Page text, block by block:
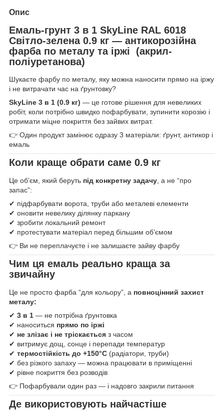
Опис
Емаль-грунт 3 в 1 SkyLine RAL 6018
Світло-зелена 0.9 кг — антикорозійна
фарба по металу та іржі (акрил-
поліуретанова)
Шукаєте фарбу по металу, яку можна наносити прямо на іржу
і не витрачати час на ґрунтовку?
SkyLine 3 в 1 (0.9 кг) — це готове рішення для невеликих
робіт, коли потрібно швидко пофарбувати, зупинити корозію і
отримати міцне покриття без зайвих витрат.
👉 Один продукт замінює одразу 3 матеріали: ґрунт, антикор і
емаль
Коли краще обрати саме 0.9 кг
Це об’єм, який беруть під конкретну задачу , а не “про
запас”:
✔ підфарбувати ворота, труби або металеві елементи
✔ оновити невелику ділянку паркану
✔ зробити локальний ремонт
✔ протестувати матеріал перед більшим об’ємом
👉 Ви не переплачуєте і не залишаєте зайву фарбу
Чим ця емаль реально краща за
звичайну
Це не просто фарба “для кольору”, а повноцінний захист
металу:
✔ 3 в 1 — не потрібна ґрунтовка
✔ наноситься прямо по іржі
✔ не злізає і не тріскається з часом
✔ витримує дощ, сонце і перепади температур
✔ термостійкість до +150°C (радіатори, труби)
✔ без різкого запаху — можна працювати в приміщенні
✔ рівне покриття без розводів
👉 Пофарбували один раз — і надовго закрили питання
Де використовують найчастіше